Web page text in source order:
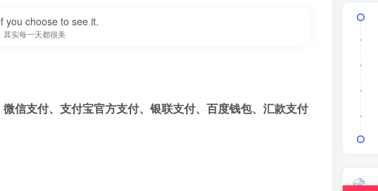
you choose to see it.
其实每一天都很美
信支付、支付宝官方支付、银联支付、百度钱包、汇款支付